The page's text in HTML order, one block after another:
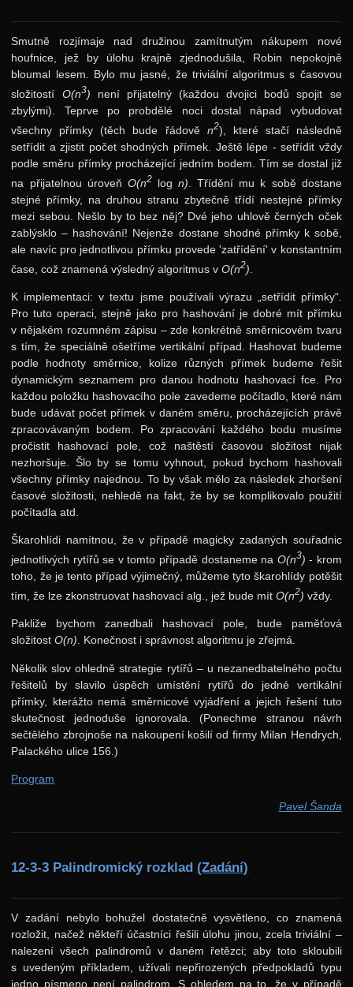
Smutně rozjímaje nad družinou zamítnutým nákupem nové
houfnice, jež by úlohu krajně zjednodušila, Robin nepokojně
bloumal lesem. Bylo mu jasné, že triviální algoritmus s časovou
složitostí O(n3) není přijatelný (každou dvojici bodů spojit se
zbylými). Teprve po probdělé noci dostal nápad vybudovat
všechny přímky (těch bude řádově n2), které stačí následně
setřídit a zjistit počet shodných přímek. Ještě lépe - setřídit vždy
podle směru přímky procházející jedním bodem. Tím se dostal již
na přijatelnou úroveň O(n2 log n) . Třídění mu k sobě dostane
stejné přímky, na druhou stranu zbytečně třídí nestejné přímky
mezi sebou. Nešlo by to bez něj? Dvé jeho uhlově černých oček
zablýsklo – hashování! Nejenže dostane shodné přímky k sobě,
ale navíc pro jednotlivou přímku provede 'zatřídění' v konstantním
čase, což znamená výsledný algoritmus vO(n2)
K implementaci: v textu jsme používali výrazu „setřídit přímky“.
Pro tuto operaci, stejně jako pro hashování je dobré mít přímku
v nějakém rozumném zápisu – zde konkrétně směrnicovém tvaru
s tím, že speciálně ošetříme vertikální případ. Hashovat budeme
podle hodnoty směrnice, kolize různých přímek budeme řešit
dynamickým seznamem pro danou hodnotu hashovací fce. Pro
každou položku hashovacího pole zavedeme počítadlo, které nám
bude udávat počet přímek v daném směru, procházejících právě
zpracovávaným bodem. Po zpracování každého bodu musíme
pročistit hashovací pole, což naštěstí časovou složitost nijak
nezhoršuje. Šlo by se tomu vyhnout, pokud bychom hashovali
všechny přímky najednou. To by však mělo za následek zhoršení
časové složitosti, nehledě na fakt, že by se komplikovalo použití
počítadla atd.
Škarohlídi namítnou, že v případě magicky zadaných souřadnic
jednotlivých rytířů se v tomto případě dostaneme na O(n3) - krom
toho, že je tento případ výjimečný, můžeme tyto škarohlídy potěšit
tím, že lze zkonstruovat hashovací alg., jež bude mítO(n2) vždy.
Pakliže bychom zanedbali hashovací pole, bude paměťová
složitostO(n). Konečnost i správnost algoritmu je zřejmá.
Několik slov ohledně strategie rytířů – u nezanedbatelného počtu
řešitelů by slavilo úspěch umístění rytířů do jedné vertikální
přímky, kterážto nemá směrnicové vyjádření a jejich řešení tuto
skutečnost jednoduše ignorovala. (Ponechme stranou návrh
sečtělého zbrojnoše na nakoupení košilí od firmy Milan Hendrych,
Palackého ulice 156.)
Program
Pavel Šanda
12-3-3 Palindromický rozklad(Zadání)
V zadání nebylo bohužel dostatečně vysvětleno, co znamená
rozložit, načež někteří účastníci řešili úlohu jinou, zcela triviální –
nalezení všech palindromů v daném řetězci; aby toto skloubili
s uvedeným příkladem, užívali nepřirozených předpokladů typu
jedno písmeno není palindrom. S ohledem na to, že v případě
5. ročník: 92/93
4. ročník: 91/92
3. ročník: 90/91
1. ročník: 88/89
Síň slávy